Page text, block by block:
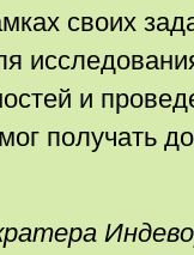
своих
и
получать